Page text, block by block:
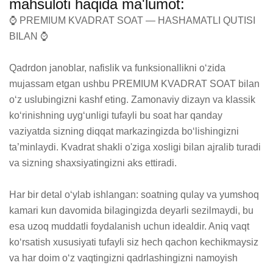
mahsuloti haqida ma'lumot:
⌚ PREMIUM KVADRAT SOAT — HASHAMATLI QUTISI
BILAN ⌚
Qadrdon janoblar, nafislik va funksionallikni o‘zida
mujassam etgan ushbu PREMIUM KVADRAT SOAT bilan
o‘z uslubingizni kashf eting. Zamonaviy dizayn va klassik
ko‘rinishning uyg‘unligi tufayli bu soat har qanday
vaziyatda sizning diqqat markazingizda bo‘lishingizni
ta’minlaydi. Kvadrat shakli o'ziga xosligi bilan ajralib turadi
va sizning shaxsiyatingizni aks ettiradi.
Har bir detal o‘ylab ishlangan: soatning qulay va yumshoq
kamari kun davomida bilagingizda deyarli sezilmaydi, bu
esa uzoq muddatli foydalanish uchun idealdir. Aniq vaqt
ko‘rsatish xususiyati tufayli siz hech qachon kechikmaysiz
va har doim o‘z vaqtingizni qadrlashingizni namoyish